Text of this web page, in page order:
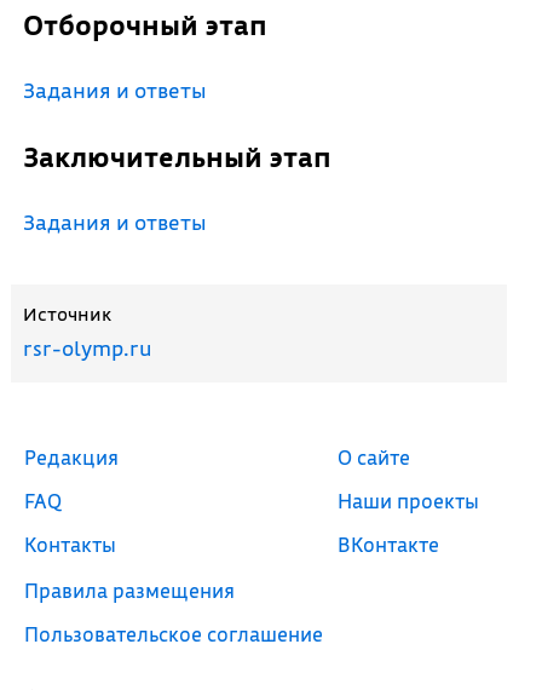
Отборочный этап
Задания и ответы
Заключительный этап
Задания и ответы
Источник
rsr-olymp.ru
Редакция
FAQ
Контакты
Правила размещения
Пользовательское соглашение
О сайте
Наши проекты
ВКонтакте